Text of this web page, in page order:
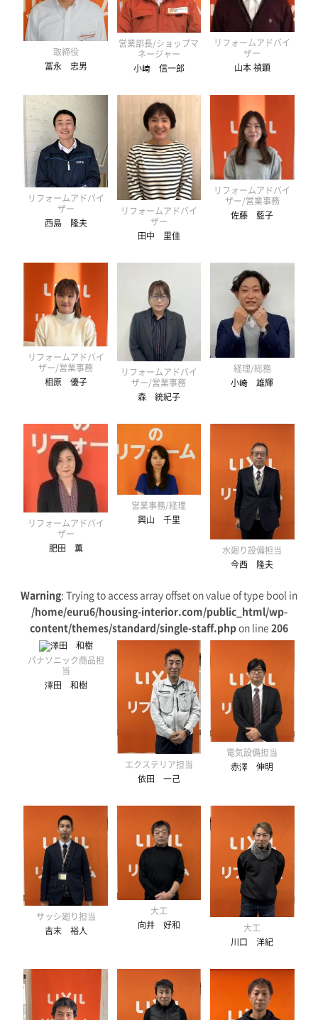
取締役
冨永 忠男
営業部長/ショップマ
ネージャー
小﨑 信一郎
リフォームアドバイ
ザー
山本 禎顕
リフォームアドバイ
ザー
西島 隆夫
リフォームアドバイ
ザー
田中 里佳
リフォームアドバイ
ザー/営業事務
佐藤 藍子
リフォームアドバイ
ザー/営業事務
相原 優子
リフォームアドバイ
ザー/営業事務
森 統紀子
経理/総務
小﨑 雄輝
リフォームアドバイ
ザー
肥田 薫
営業事務/経理
興山 千里
水廻り設備担当
今西 隆夫
Warning: Trying to access array offset on value of type bool in
/home/euru6/housing-interior.com/public_html/wp-
content/themes/standard/single-staff.php on line 206
パナソニック商品担
当
澤田 和樹
エクステリア担当
依田 一己
電気設備担当
赤澤 伸明
サッシ廻り担当
吉末 裕人
大工
向井 好和
大工
川口 洋紀